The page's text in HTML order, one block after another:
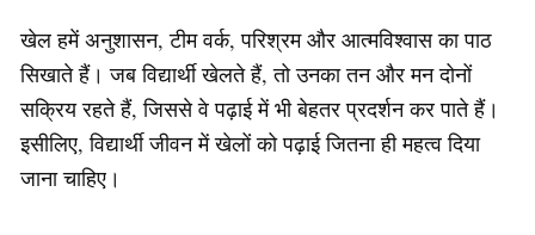
खेल हमें अनुशासन, टीम वर्क, परिश्रम और आत्मविश्वास का पाठ
सिखाते हैं। जब विद्यार्थी खेलते हैं, तो उनका तन और मन दोनों
सक्रिय रहते हैं, जिससे वे पढ़ाई में भी बेहतर प्रदर्शन कर पाते हैं।
इसीलिए, विद्यार्थी जीवन में खेलों को पढ़ाई जितना ही महत्व दिया
जाना चाहिए।